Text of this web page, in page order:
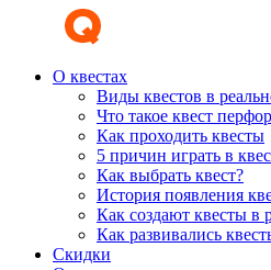
О квестах
Виды квестов в
Что такое квест
Как проходить квесты
5 причин играть в
Как выбрать квест?
История появления
Как создают квесты в
Как развивались
Скидки